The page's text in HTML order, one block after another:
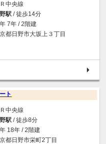
Ｒ中央線
駅 / 徒歩14分
7年 / 2階建
都日野市大坂上３丁目
ト
Ｒ中央線
駅 / 徒歩8分
18年 / 2階建
都日野市栄町2丁目